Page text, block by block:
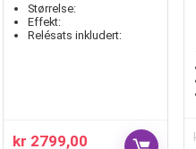
Størrelse:
Effekt:
Relésats inkludert:
kr 2799,00